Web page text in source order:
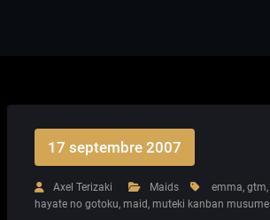
17 septembre 2007
Axel Terizaki Maids emma, gtm,
hayate no gotoku, maid, muteki kanban musume